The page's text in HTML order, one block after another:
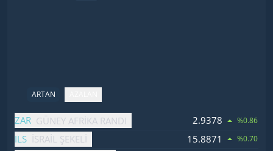
ARTAN
İsim FiyatDeğişim
ZAR GÜNEY AFRIKA RANDI 2.9378 %0.86
ILS İSRAIL ŞEKELI 15.8871 %0.70